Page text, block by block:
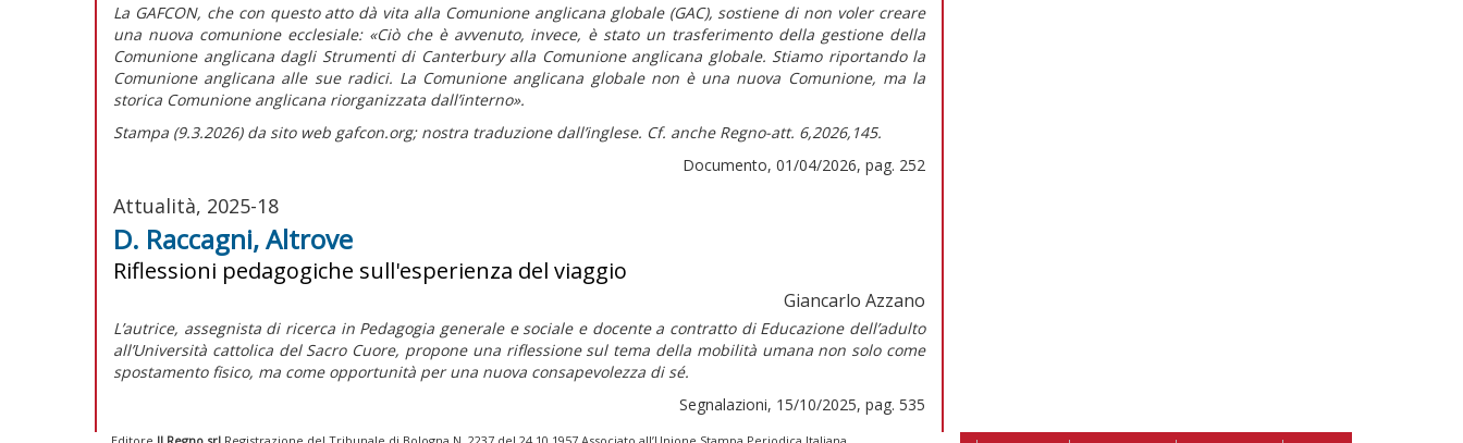
La GAFCON, che con questo atto dà vita alla Comunione anglicana globale (GAC), sostiene di non voler creare
una nuova comunione ecclesiale: «Ciò che è avvenuto, invece, è stato un trasferimento della gestione della
Comunione anglicana dagli Strumenti di Canterbury alla Comunione anglicana globale. Stiamo riportando la
Comunione anglicana alle sue radici. La Comunione anglicana globale non è una nuova Comunione, ma la
storica Comunione anglicana riorganizzata dall’interno».
Stampa (9.3.2026) da sito web gafcon.org; nostra traduzione dall’inglese. Cf. anche Regno-att. 6,2026,145.
Documento, 01/04/2026, pag. 252
Attualità, 2025-18
D. Raccagni, Altrove
Riflessioni pedagogiche sull'esperienza del viaggio
Giancarlo Azzano
L’autrice, assegnista di ricerca in Pedagogia generale e sociale e docente a contratto di Educazione dell’adulto
all’Università cattolica del Sacro Cuore, propone una riflessione sul tema della mobilità umana non solo come
spostamento fisico, ma come opportunità per una nuova consapevolezza di sé.
Segnalazioni, 15/10/2025, pag. 535